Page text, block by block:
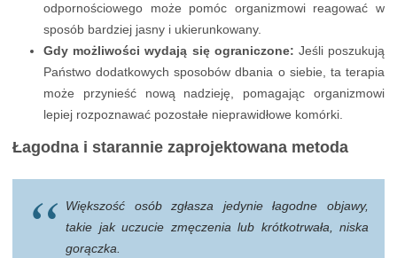
odpornościowego może pomóc organizmowi reagować w
sposób bardziej jasny i ukierunkowany.
Gdy możliwości wydają się ograniczone: Jeśli poszukują
Państwo dodatkowych sposobów dbania o siebie, ta terapia
może przynieść nową nadzieję, pomagając organizmowi
lepiej rozpoznawać pozostałe nieprawidłowe komórki.
Łagodna i starannie zaprojektowana metoda
Większość osób zgłasza jedynie łagodne objawy,
takie jak uczucie zmęczenia lub krótkotrwała, niska
gorączka.